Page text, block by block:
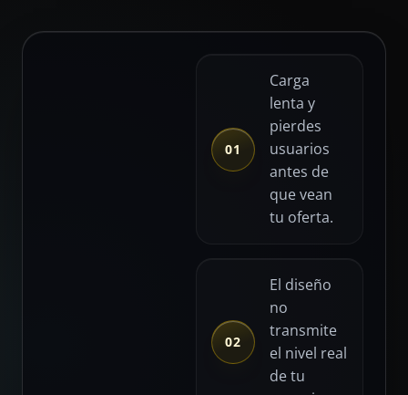
01
Carga
lenta y
pierdes
usuarios
antes de
que vean
tu oferta.
02
El diseño
no
transmite
el nivel real
de tu